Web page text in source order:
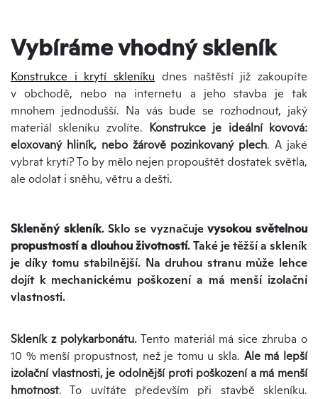
Vybíráme vhodný skleník
Konstrukce i krytí skleníku dnes naštěstí již zakoupíte
v obchodě, nebo na internetu a jeho stavba je tak
mnohem jednodušší. Na vás bude se rozhodnout, jaký
materiál skleníku zvolíte. Konstrukce je ideální kovová:
eloxovaný hliník, nebo žárově pozinkovaný plech. A jaké
vybrat krytí? To by mělo nejen propouštět dostatek světla,
ale odolat i sněhu, větru a dešti.
Skleněný skleník. Sklo se vyznačujevysokou světelnou
propustností a dlouhou životností. Také je těžší a skleník
je díky tomu stabilnější. Na druhou stranu může lehce
dojít k mechanickému poškození a má menší izolační
vlastnosti.
Skleník z polykarbonátu.Tento materiál má sice zhruba o
10 % menší propustnost, než je tomu u skla. Ale má lepší
izolační vlastnosti, je odolnější proti poškození a má menší
hmotnost. To uvítáte především při stavbě skleníku.